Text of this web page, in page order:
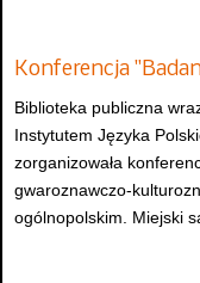
Konferencja
Biblioteka publiczna
Instytutem Języka
zorganizowała
gwaroznawczo-
ogólnopolskim. Miejski